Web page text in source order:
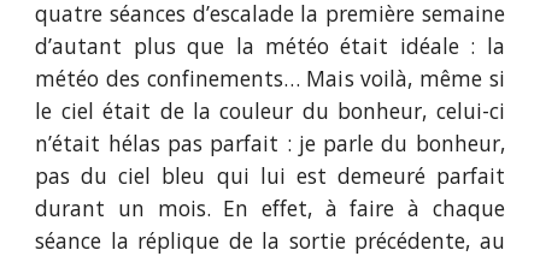
quatre séances d’escalade la première semaine
d’autant plus que la météo était idéale : la
météo des confinements… Mais voilà, même si
le ciel était de la couleur du bonheur, celui-ci
n’était hélas pas parfait : je parle du bonheur,
pas du ciel bleu qui lui est demeuré parfait
durant un mois. En effet, à faire à chaque
séance la réplique de la sortie précédente, au